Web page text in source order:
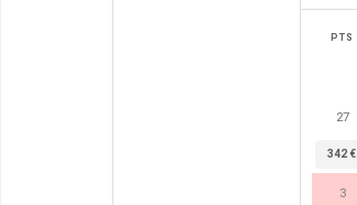
PTS
27
342 €
3